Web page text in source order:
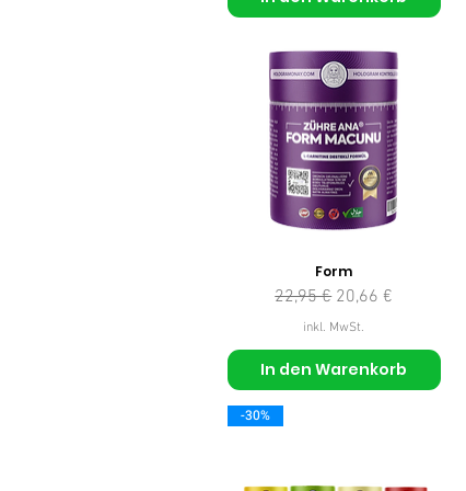
Form
Standardpreis
22,95 € Sale-Preis
20,66 €
inkl. MwSt.
In den Warenkorb
-30%